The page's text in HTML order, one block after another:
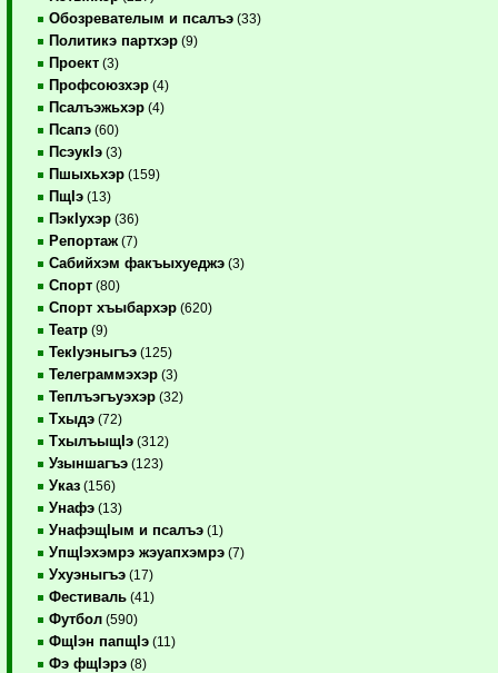
Обозревателым и псалъэ (33)
Политикэ партхэр (9)
Проект (3)
Профсоюзхэр (4)
Псалъэжьхэр (4)
Псапэ (60)
ПсэукIэ (3)
Пшыхьхэр (159)
ПщIэ (13)
ПэкIухэр (36)
Репортаж (7)
Сабийхэм факъыхуеджэ (3)
Спорт (80)
Спорт хъыбархэр (620)
Театр (9)
ТекIуэныгъэ (125)
Телеграммэхэр (3)
Теплъэгъуэхэр (32)
Тхыдэ (72)
ТхылъыщIэ (312)
Узыншагъэ (123)
Указ (156)
Унафэ (13)
УнафэщIым и псалъэ (1)
УпщIэхэмрэ жэуапхэмрэ (7)
Ухуэныгъэ (17)
Фестиваль (41)
Футбол (590)
ФщIэн папщIэ (11)
Фэ фщIэрэ (8)